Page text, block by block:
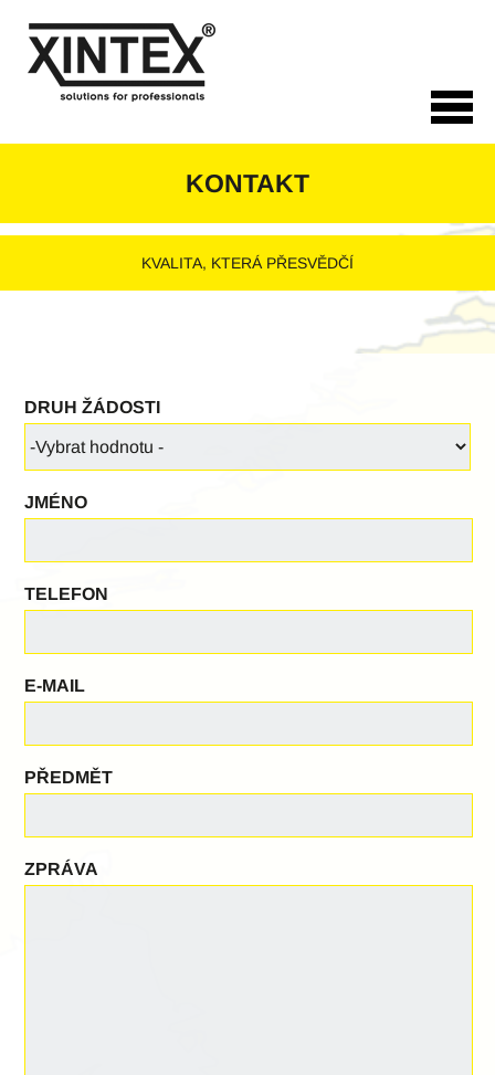
hlavnímu
obsahu
KONTAKT
KVALITA, KTERÁ PŘESVĚDČÍ
DRUH ŽÁDOSTI
JMÉNO
TELEFON
E-MAIL
PŘEDMĚT
ZPRÁVA